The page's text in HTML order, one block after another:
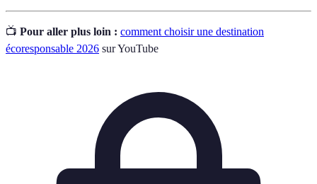
📺 Pour aller plus loin : comment choisir une destination
écoresponsable 2026 sur YouTube